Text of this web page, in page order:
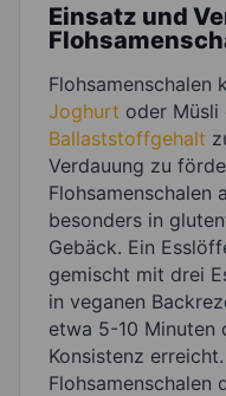
Einsatz und
Flohsamenschalen
Joghurt oder Müsli
Ballaststoffgehalt
Verdauung zu
Flohsamenschalen
besonders in
Gebäck. Ein
gemischt mit drei
in veganen
etwa 5-10 Minuten
Konsistenz
Flohsamenschalen